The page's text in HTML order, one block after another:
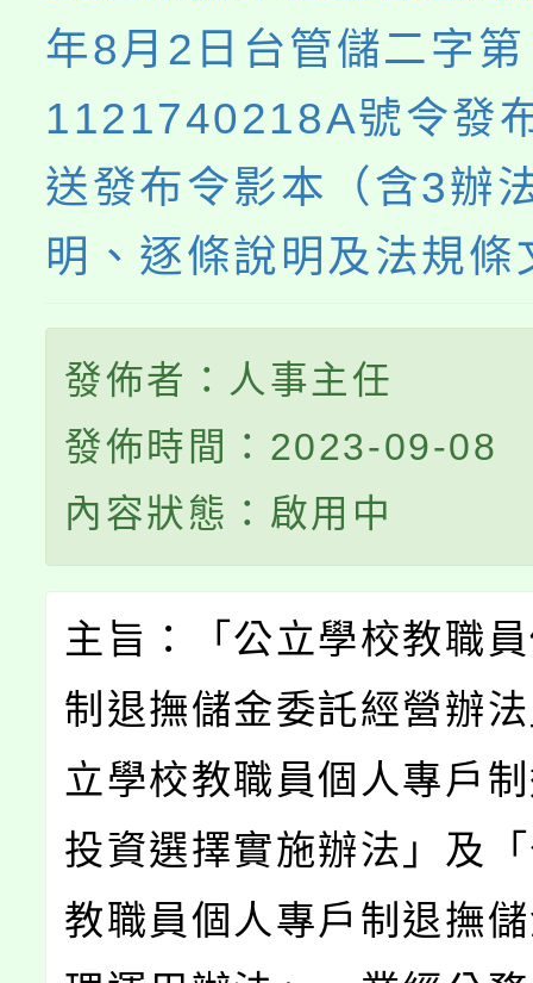
年8月2日台管儲二字第
1121740218A號令發
送發布令影本（含3辦
明、逐條說明及法規條
發佈者：人事主任
發佈時間：2023-09-08
內容狀態：啟用中
主旨：「公立學校教職
制退撫儲金委託經營辦
立學校教職員個人專戶
投資選擇實施辦法」及
教職員個人專戶制退撫